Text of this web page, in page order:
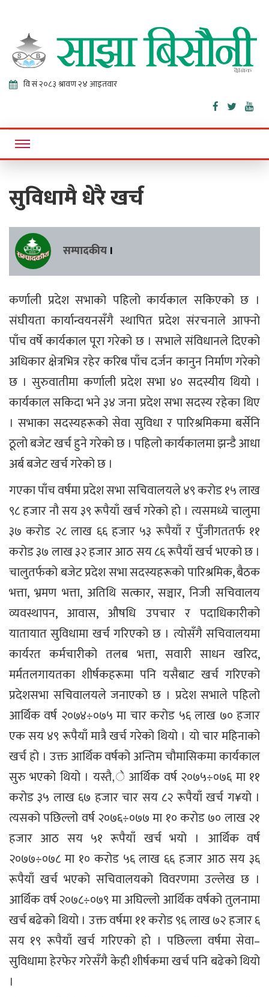
Sajha
Bisaunee
Online News Portal
सुविधामै धेरै खर्च
सम्पादकीय ।
कर्णाली प्रदेश सभाको पहिलो कार्यकाल सकिएको छ ।
संघीयता कार्यान्वयनसँगै स्थापित प्रदेश संरचनाले आफ्नो
पाँच वर्षे कार्यकाल पूरा गरेको छ । सभाले संविधानले दिएको
अधिकार क्षेत्रभित्र रहेर करिब पाँच दर्जन कानुन निर्माण गरेको
छ । सुरुवातीमा कर्णाली प्रदेश सभा ४० सदस्यीय थियो ।
कार्यकाल सकिदा भने ३४ जना प्रदेश सभा सदस्य रहेका थिए
। सभाका सदस्यहरूको सेवा सुविधा र पारिश्रमिकमा बर्सेनि
ठूलो बजेट खर्च हुने गरेको छ । पहिलो कार्यकालमा झन्डै आधा
अर्ब बजेट खर्च गरेको छ ।
गएका पाँच वर्षमा प्रदेश सभा सचिवालयले ४९ करोड १५ लाख
९८ हजार नौ सय ३९ रूपैयाँ खर्च गरेको हो । त्यसमध्ये चालुमा
३७ करोड २८ लाख ६६ हजार ५३ रूपैयाँ र पुँजीगततर्फ ११
करोड ३७ लाख ३२ हजार आठ सय ८६ रूपैयाँ खर्च भएको छ ।
चालुतर्फको बजेट प्रदेश सभा सदस्यहरूको पारिश्रमिक, बैठक
भत्ता, भ्रमण भत्ता, अतिथि सत्कार, सञ्चार, निजी सचिवालय
व्यवस्थापन, आवास, औषधि उपचार र पदाधिकारीको
यातायात सुविधामा खर्च गरिएको छ । त्योसँगै सचिवालयमा
कार्यरत कर्मचारीको तलब भत्ता, सवारी साधन खरिद,
मर्मतलगायतका शीर्षकहरूमा पनि यसैबाट खर्च गरिएको
प्रदेशसभा सचिवालयले जनाएको छ । प्रदेश सभाले पहिलो
आर्थिक वर्ष २०७४÷०७५ मा चार करोड ५६ लाख ७० हजार
एक सय ४९ रूपैयाँ मात्रै खर्च गरेको थियो । यो चार महिनाको
खर्च हो । उक्त आर्थिक वर्षको अन्तिम चौमासिकमा कार्यकाल
सुरु भएको थियो । यस्तै,े आर्थिक वर्ष २०७५÷०७६ मा ११
करोड ३५ लाख ६७ हजार चार सय ८२ रूपैयाँ खर्च ग¥यो ।
त्यसको पछिल्लो वर्ष २०७६÷०७७ मा १० करोड ७० लाख २१
हजार आठ सय ५१ रूपैयाँ खर्च भयो । आर्थिक वर्ष
२०७७÷०७८ मा १० करोड ५६ लाख ६६ हजार आठ सय ३६
रूपैयाँ खर्च भएको सचिवालयको विवरणमा उल्लेख छ ।
आर्थिक वर्ष २०७८÷०७९ मा अघिल्लो आर्थिक वर्षको तुलनामा
खर्च बढेको थियो । उक्त वर्षमा ११ करोड ९६ लाख ७२ हजार ६
सय १९ रूपैयाँ खर्च गरिएको हो । पछिल्ला वर्षमा सेवा–
सुविधामा हेरफेर गरेसँगै केही शीर्षकमा खर्च पनि बढेको थियो
।